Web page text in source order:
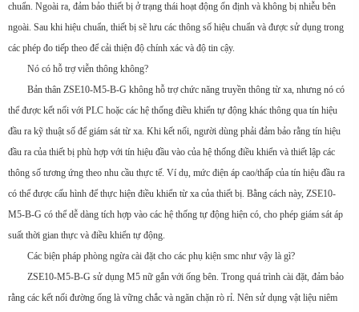
chuẩn. Ngoài ra, đảm bảo thiết bị ở trạng thái hoạt động ổn định và không bị nhiễu bên
ngoài. Sau khi hiệu chuẩn, thiết bị sẽ lưu các thông số hiệu chuẩn và được sử dụng trong
các phép đo tiếp theo để cải thiện độ chính xác và độ tin cậy.
Nó có hỗ trợ viễn thông không?
Bản thân ZSE10-M5-B-G không hỗ trợ chức năng truyền thông từ xa, nhưng nó có
thể được kết nối với PLC hoặc các hệ thống điều khiển tự động khác thông qua tín hiệu
đầu ra kỹ thuật số để giám sát từ xa. Khi kết nối, người dùng phải đảm bảo rằng tín hiệu
đầu ra của thiết bị phù hợp với tín hiệu đầu vào của hệ thống điều khiển và thiết lập các
thông số tương ứng theo nhu cầu thực tế. Ví dụ, mức điện áp cao/thấp của tín hiệu đầu ra
có thể được cấu hình để thực hiện điều khiển từ xa của thiết bị. Bằng cách này, ZSE10-
M5-B-G có thể dễ dàng tích hợp vào các hệ thống tự động hiện có, cho phép giám sát áp
suất thời gian thực và điều khiển tự động.
Các biện pháp phòng ngừa cài đặt cho các phụ kiện smc như vậy là gì?
ZSE10-M5-B-G sử dụng M5 nữ gắn với ống bên. Trong quá trình cài đặt, đảm bảo
rằng các kết nối đường ống là vững chắc và ngăn chặn rò rỉ. Nên sử dụng vật liệu niêm